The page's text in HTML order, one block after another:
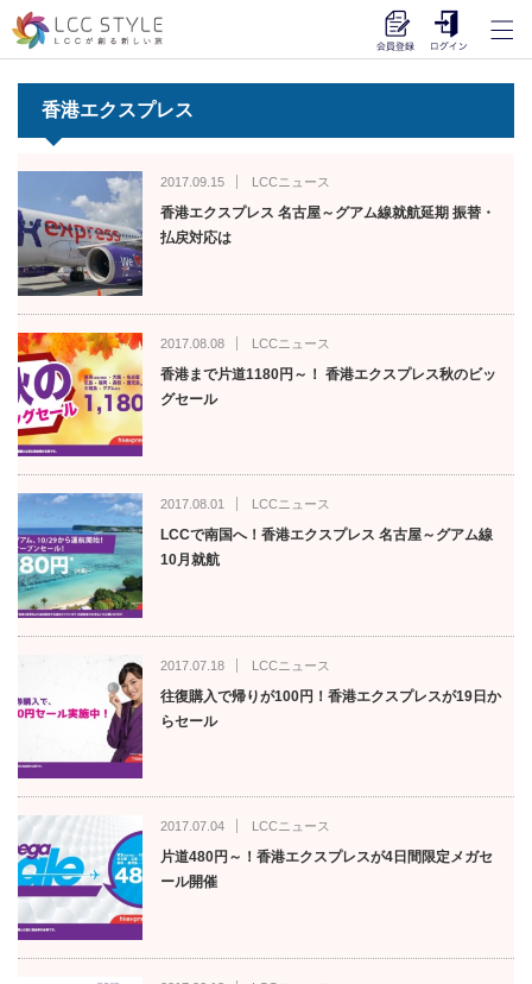
香港エクスプレス
2017.09.15 LCCニュース
香港エクスプレス 名古屋～グアム線就航延期 振替・
払戻対応は
2017.08.08 LCCニュース
香港まで片道1180円～！ 香港エクスプレス秋のビッ
グセール
2017.08.01 LCCニュース
LCCで南国へ！香港エクスプレス 名古屋～グアム線
10月就航
2017.07.18 LCCニュース
往復購入で帰りが100円！香港エクスプレスが19日か
らセール
2017.07.04 LCCニュース
片道480円～！香港エクスプレスが4日間限定メガセ
ール開催